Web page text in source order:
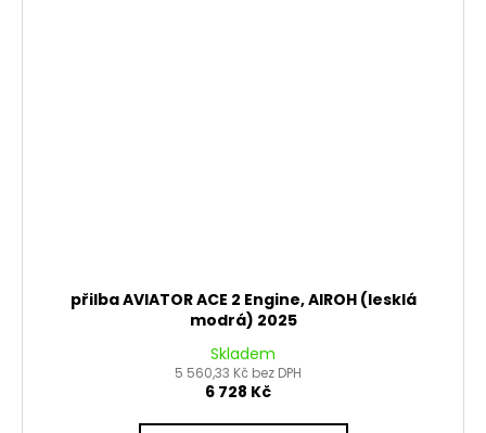
přilba AVIATOR ACE 2 Engine, AIROH (lesklá
modrá) 2025
Skladem
5 560,33 Kč bez DPH
6 728 Kč